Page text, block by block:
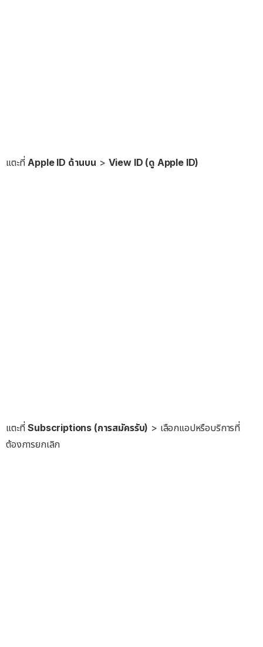
แตะที่Apple ID ด้านบน > View ID (ดู Apple ID)
แตะที่Subscriptions (การสมัครรับ) > เลือกแอปหรือบริการที่
ต้องการยกเลิก